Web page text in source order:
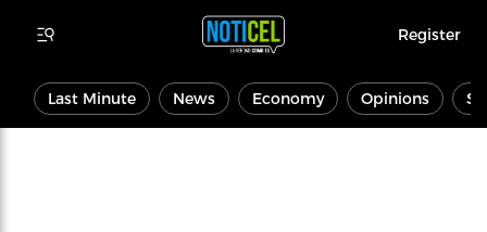
Register
Last Minute News Economy Opinions